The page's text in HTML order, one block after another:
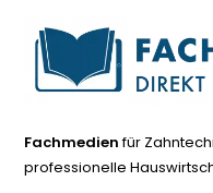
Fachmedienfür
professionelle